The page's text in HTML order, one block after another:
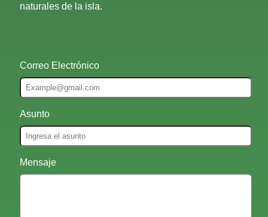
naturales de la isla.
Correo Electrónico
Asunto
Mensaje